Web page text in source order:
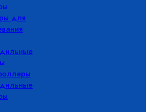
для